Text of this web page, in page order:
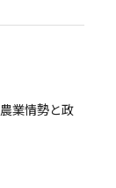
業情勢と政